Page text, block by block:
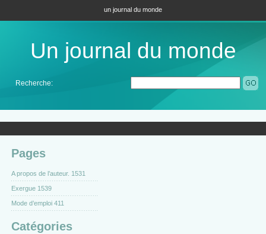
un journal du monde
Un journal du monde
Recherche:
Pages
A propos de l’auteur. 1531
Exergue 1539
Mode d’emploi 411
Catégories